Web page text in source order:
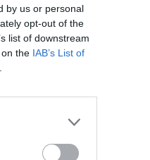
by us or personal
opt-out of the
list of downstream
the IAB’s List of